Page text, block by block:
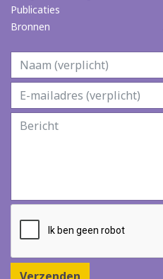
Publicaties
Bronnen